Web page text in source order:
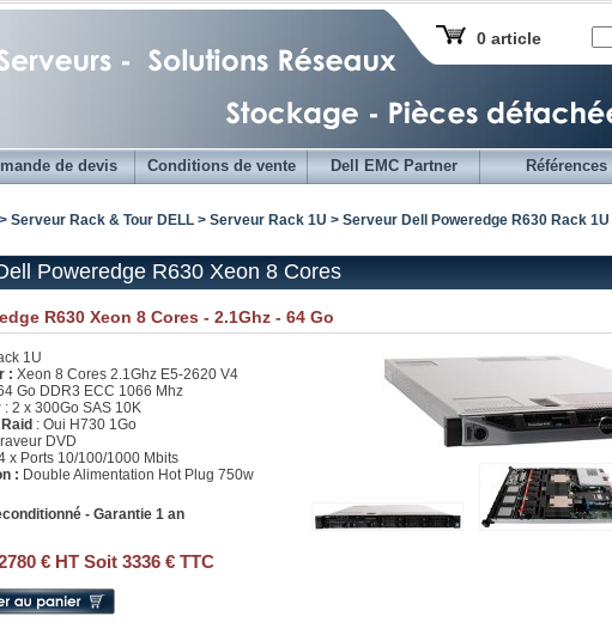
0 article
de devis Conditions de vente Dell EMC Partner Références
Serveur Rack & Tour DELL > Serveur Rack 1U > Serveur Dell Poweredge R630 Rack 1U
Poweredge R630 Xeon 8 Cores
R630 Xeon 8 Cores - 2.1Ghz - 64 Go
1U
: Xeon 8 Cores 2.1Ghz E5-2620 V4
Go DDR3 ECC 1066 Mhz
: 2 x 300Go SAS 10K
: Oui H730 1Go
DVD
x Ports 10/100/1000 Mbits
: Double Alimentation Hot Plug 750w
- Garantie 1 an
€ HT Soit 3336 € TTC